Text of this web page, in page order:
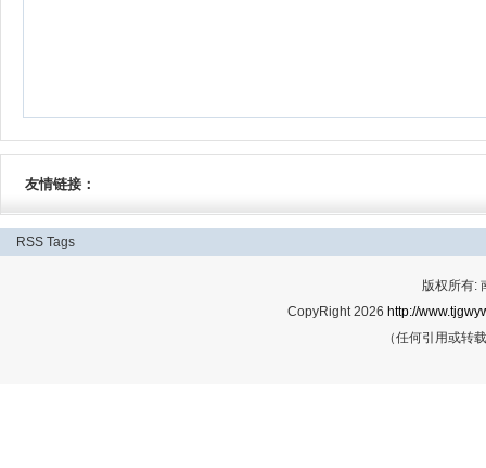
友情链接：
RSS Tags
版权所有:
CopyRight 2026 http://
（任何引用或转